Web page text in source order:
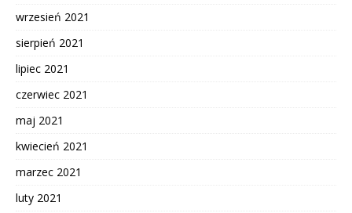
wrzesień 2021
sierpień 2021
lipiec 2021
czerwiec 2021
maj 2021
kwiecień 2021
marzec 2021
luty 2021